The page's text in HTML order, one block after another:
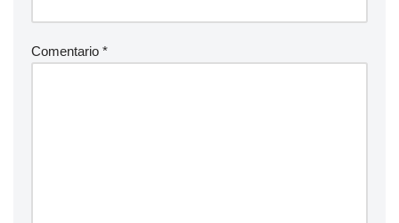
Comentario *